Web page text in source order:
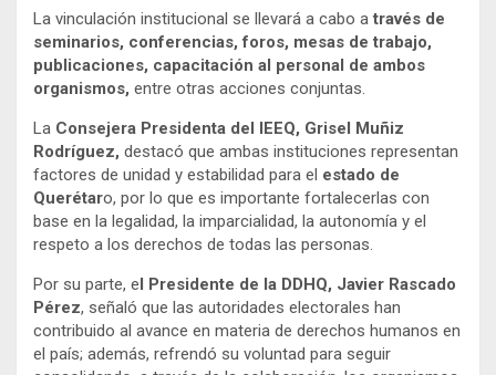
La vinculación institucional se llevará a cabo através de
seminarios, conferencias, foros, mesas de trabajo,
publicaciones, capacitación al personal de ambos
organismos, entre otras acciones conjuntas.
La Consejera Presidenta del IEEQ, Grisel Muñiz
Rodríguez, destacó que ambas instituciones representan
factores de unidad y estabilidad para el estado de
Querétaro, por lo que es importante fortalecerlas con
base en la legalidad, la imparcialidad, la autonomía y el
respeto a los derechos de todas las personas.
Por su parte, el Presidente de la DDHQ, Javier Rascado
Pérez, señaló que las autoridades electorales han
contribuido al avance en materia de derechos humanos en
el país; además, refrendó su voluntad para seguir